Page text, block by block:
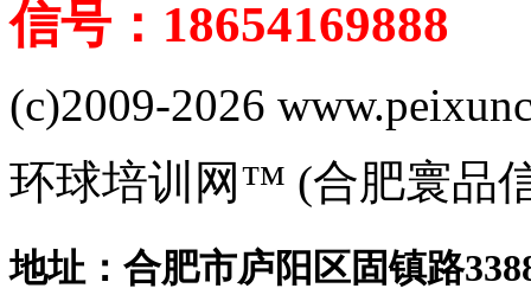
信号：18654169888
(c)2009-2026
环球培训网™ (合肥寰品
地址：合肥市庐阳区固镇路